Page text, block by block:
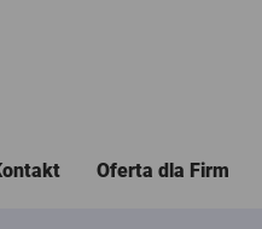
Oferta dla Firm